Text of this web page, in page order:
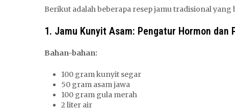
Berikut adalah beberapa resep jamu tradisional
1. Jamu Kunyit Asam: Pengatur Hormon dan
Bahan-bahan:
100 gram kunyit segar
50 gram asam jawa
100 gram gula merah
2 liter air